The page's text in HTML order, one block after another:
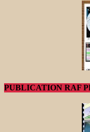
PUBLICATION RAF